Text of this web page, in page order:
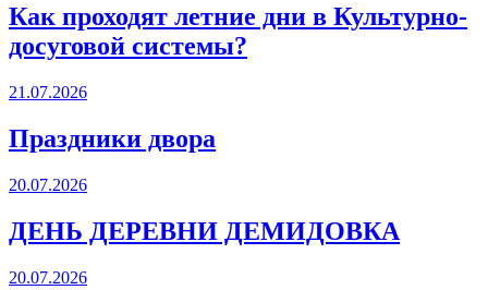
Как проходят летние дни в Культурно-
досуговой системы?
21.07.2026
Праздники двора
20.07.2026
ДЕНЬ ДЕРЕВНИ ДЕМИДОВКА
20.07.2026